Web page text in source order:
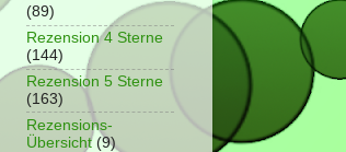
(89)
Rezension 4 Sterne
(144)
Rezension 5 Sterne
(163)
Rezensions-
Übersicht (9)